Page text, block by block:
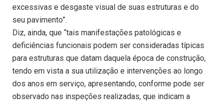
excessivas e desgaste visual de suas estruturas e do
seu pavimento”.
Diz, ainda, que “tais manifestações patológicas e
deficiências funcionais podem ser consideradas típicas
para estruturas que datam daquela época de construção,
tendo em vista a sua utilização e intervenções ao longo
dos anos em serviço, apresentando, conforme pode ser
observado nas inspeções realizadas, que indicam a